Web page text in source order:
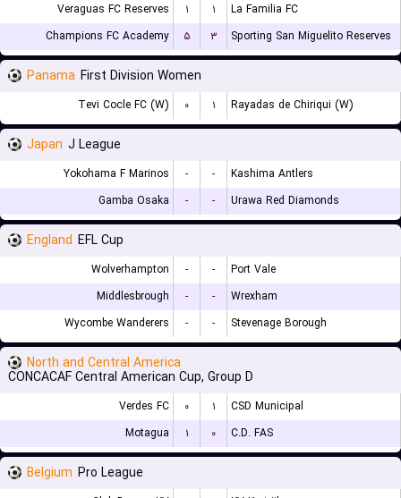
Veraguas FC Reserves ۱ ۱
La Familia FC
Champions FC Academy
۵ ۳ Sporting San Miguelito Reserves
Panama First Division Women
Tevi Cocle FC (W) ۰ ۱ Rayadas de Chiriqui (W)
Japan J League
Yokohama F Marinos - -
Kashima Antlers
Gamba Osaka
- - Urawa Red Diamonds
England EFL Cup
Wolverhampton - -
Port Vale
Middlesbrough
- -
Wrexham
Wycombe Wanderers
- - Stevenage Borough
North and Central America
CONCACAF Central American Cup, Group D
Verdes FC ۰ ۱
CSD Municipal
Motagua
۱ ۰ C.D. FAS
Belgium Pro League